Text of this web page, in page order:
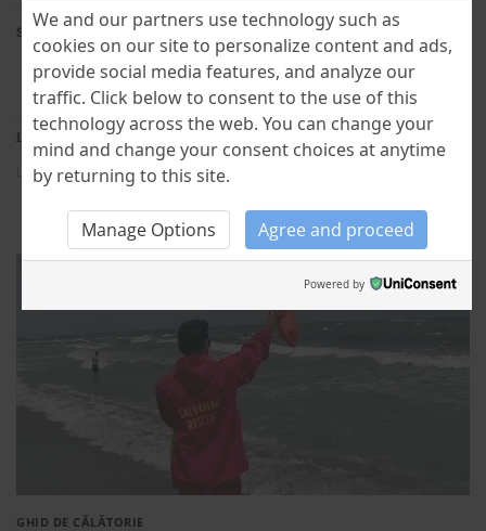
Share this:
Facebook X
Like this:
Loading...
GHID DE CĂLĂTORIE
We and our partners use technology such as
cookies on our site to personalize content and ads,
provide social media features, and analyze our
traffic. Click below to consent to the use of this
technology across the web. You can change your
mind and change your consent choices at anytime
by returning to this site.
Manage Options Agree and proceed
Powered by